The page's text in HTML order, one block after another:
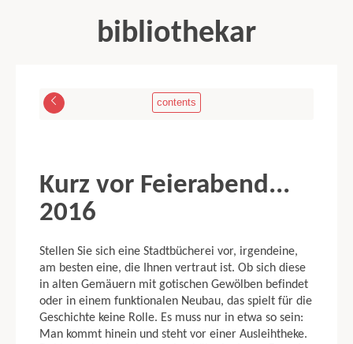
bibliothekar
contents
Kurz vor Feierabend...
2016
Stellen Sie sich eine Stadtbücherei vor, irgendeine,
am besten eine, die Ihnen ver­traut ist. Ob sich diese
in alten Gemäuern mit gotischen Gewölben befindet
oder in einem funktionalen Neubau, das spielt für die
Geschichte keine Rolle. Es muss nur in etwa so sein:
Man kommt hinein und steht vor einer Ausleihtheke.
BIBLIOTHEKARISCHE WEIHNACHTSGESCHICHTEN
Weihnachten in der Bibliothek 1994
Weihnachten virtuell 1996
Uns ist ein Kindlein geboren 1997
Frohes Fest 1998
Kollege Millhagen 1999
Das Lächeln des Engels 2000
Bibliotheksmarketing 2001